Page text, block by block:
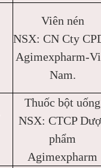
Viên nén
NSX: CN Cty
Agimexpharm-
Nam.
Thuốc bột uống
NSX: CTCP
phẩm
Agimexpharm